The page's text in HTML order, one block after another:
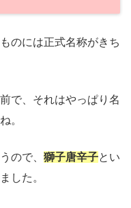
のには正式名称がきち
で、それはやっぱり名
。
ので、 獅子唐辛子とい
した。